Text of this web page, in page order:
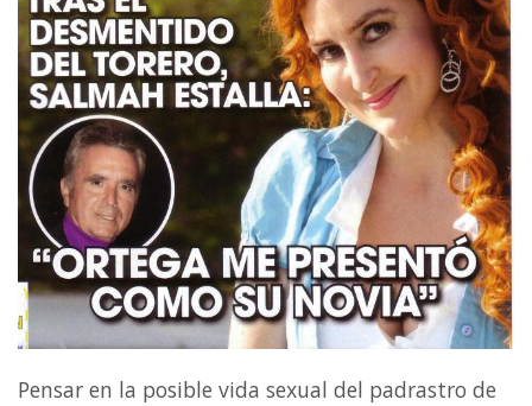
Pensar en la posible vida sexual del padrastro de